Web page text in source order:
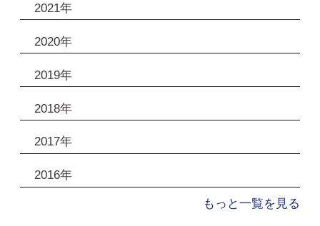
2021年
2020年
2019年
2018年
2017年
2016年
もっと一覧を見る